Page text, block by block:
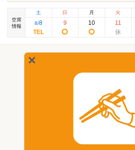
空席
情報
土
8/8
日
9
月
10
火
11